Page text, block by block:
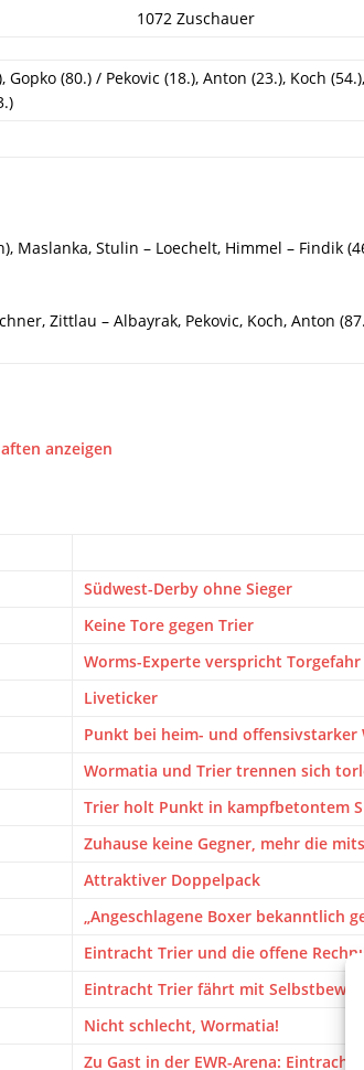
1072 Zuschauer
(80.) / Pekovic (18.), Anton (23.), Koch
Maslanka, Stulin – Loechelt, Himmel – Findik
Zittlau – Albayrak, Pekovic, Koch, Anton
anzeigen
Südwest-Derby ohne Sieger
Keine Tore gegen Trier
Worms-Experte verspricht Torgefahr
Liveticker
Punkt bei heim- und offensivstarker
Wormatia und Trier trennen sich
Trier holt Punkt in kampfbetontem
Zuhause keine Gegner, mehr die
Attraktiver Doppelpack
„Angeschlagene Boxer bekanntlich
Eintracht Trier und die offene
Eintracht Trier fährt mit
Nicht schlecht, Wormatia!
Zu Gast in der EWR-Arena: Eintracht